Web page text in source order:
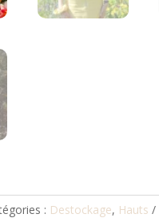
: Destockage, Hauts